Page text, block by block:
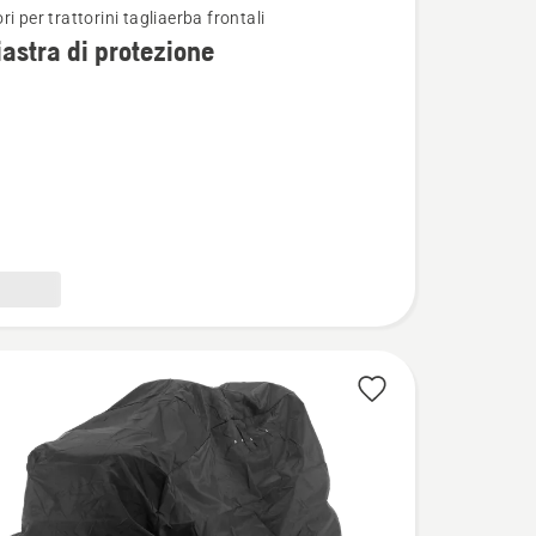
per trattorini tagliaerba frontali
di protezione